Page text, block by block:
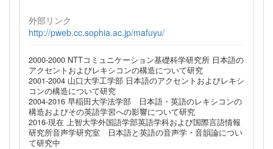
外部リンク
http://pweb.cc.sophia.ac.jp/mafuyu/
2000-2000 NTTコミュニケーション基礎科学研究所 日本語の
アクセントおよびレキシコンの構造について研究
2001-2004 山口大学工学部 日本語のアクセントおよびレキシ
コンの構造について研究
2004-2016 早稲田大学法学部 日本語・英語のレキシコンの
構造およびその英語学習への影響について研究
2016-現在 上智大学外国語学部英語学科および国際言語情報
研究所音声学研究室 日本語と英語の音声学・音韻論につい
て研究中